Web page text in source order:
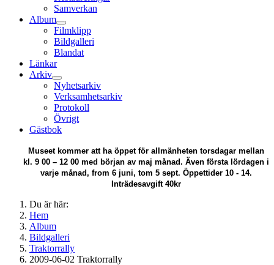
Samverkan
Album
Filmklipp
Bildgalleri
Blandat
Länkar
Arkiv
Nyhetsarkiv
Verksamhetsarkiv
Protokoll
Övrigt
Gästbok
Museet kommer att ha öppet för allmänheten torsdagar mellan
kl. 9 00 – 12 00 med början av maj månad. Även första lördagen i
varje månad, from 6 juni, tom 5 sept. Öppettider 10 - 14.
Inträdesavgift 40kr
Du är här:
Hem
Album
Bildgalleri
Traktorrally
2009-06-02 Traktorrally